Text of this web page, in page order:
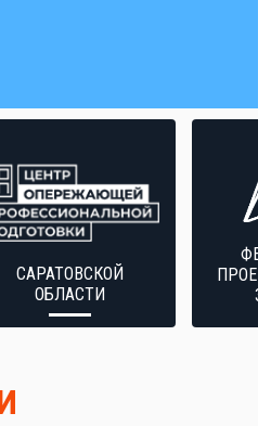
САРАТОВСКОЙ
ОБЛАСТИ